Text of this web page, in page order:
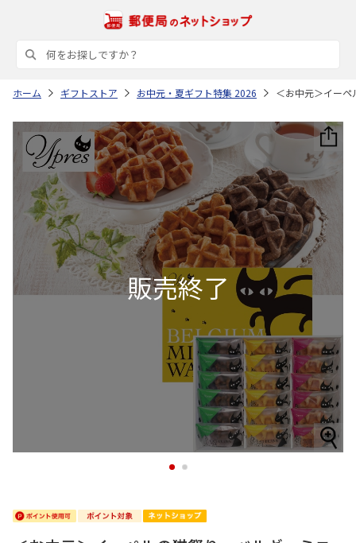
ホーム ギフトストア お中元・夏ギフト特集 2026 ＜お中元＞イー
1 2